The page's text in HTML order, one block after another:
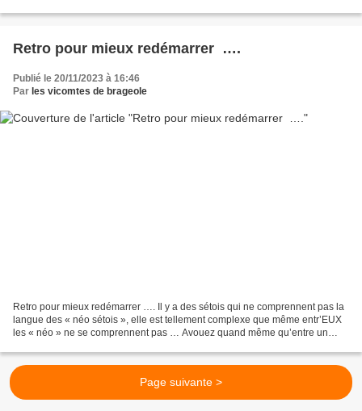
Retro pour mieux redémarrer ….
Publié le 20/11/2023 à 16:46
Par les vicomtes de brageole
Retro pour mieux redémarrer …. Il y a des sétois qui ne comprennent pas la
langue des « néo sétois », elle est tellement complexe que même entr’EUX
les « néo » ne se comprennent pas … Avouez quand même qu’entre un
Page suivante >